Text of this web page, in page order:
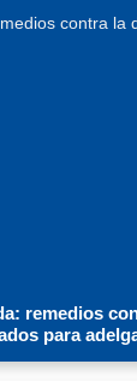
remedios
para